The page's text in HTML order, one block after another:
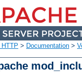
> Documentation >